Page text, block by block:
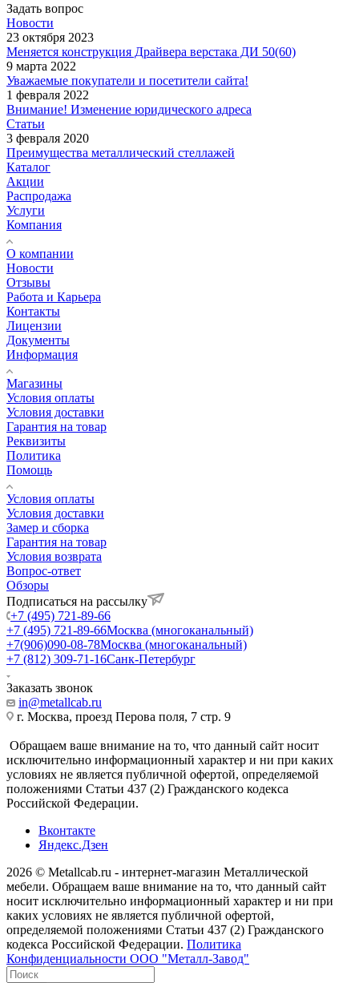
Задать вопрос
Новости
23 октября 2023
Меняется конструкция Драйвера верстака ДИ 50(60)
9 марта 2022
Уважаемые покупатели и посетители сайта!
1 февраля 2022
Внимание! Изменение юридического адреса
Статьи
3 февраля 2020
Преимущества металлический стеллажей
Каталог
Акции
Распродажа
Услуги
Компания
О компании
Новости
Отзывы
Работа и Карьера
Контакты
Лицензии
Документы
Информация
Магазины
Условия оплаты
Условия доставки
Гарантия на товар
Реквизиты
Политика
Помощь
Условия оплаты
Условия доставки
Замер и сборка
Гарантия на товар
Условия возврата
Вопрос-ответ
Обзоры
Подписаться на рассылку
+7 (495) 721-89-66
+7 (495) 721-89-66Москва (многоканальный)
+7(906)090-08-78Москва (многоканальный)
+7 (812) 309-71-16Санк-Петербург
Заказать звонок
in@metallcab.ru
г. Москва, проезд Перова поля, 7 стр. 9
Обращаем ваше внимание на то, что данный сайт носит
исключительно информационный характер и ни при каких
условиях не является публичной офертой, определяемой
положениями Статьи 437 (2) Гражданского кодекса
Российской Федерации.
Вконтакте
Яндекс.Дзен
2026 © Metallcab.ru - интернет-магазин Металлической
мебели. Обращаем ваше внимание на то, что данный сайт
носит исключительно информационный характер и ни при
каких условиях не является публичной офертой,
определяемой положениями Статьи 437 (2) Гражданского
кодекса Российской Федерации. Политика
Конфиденциальности ООО "Металл-Завод"